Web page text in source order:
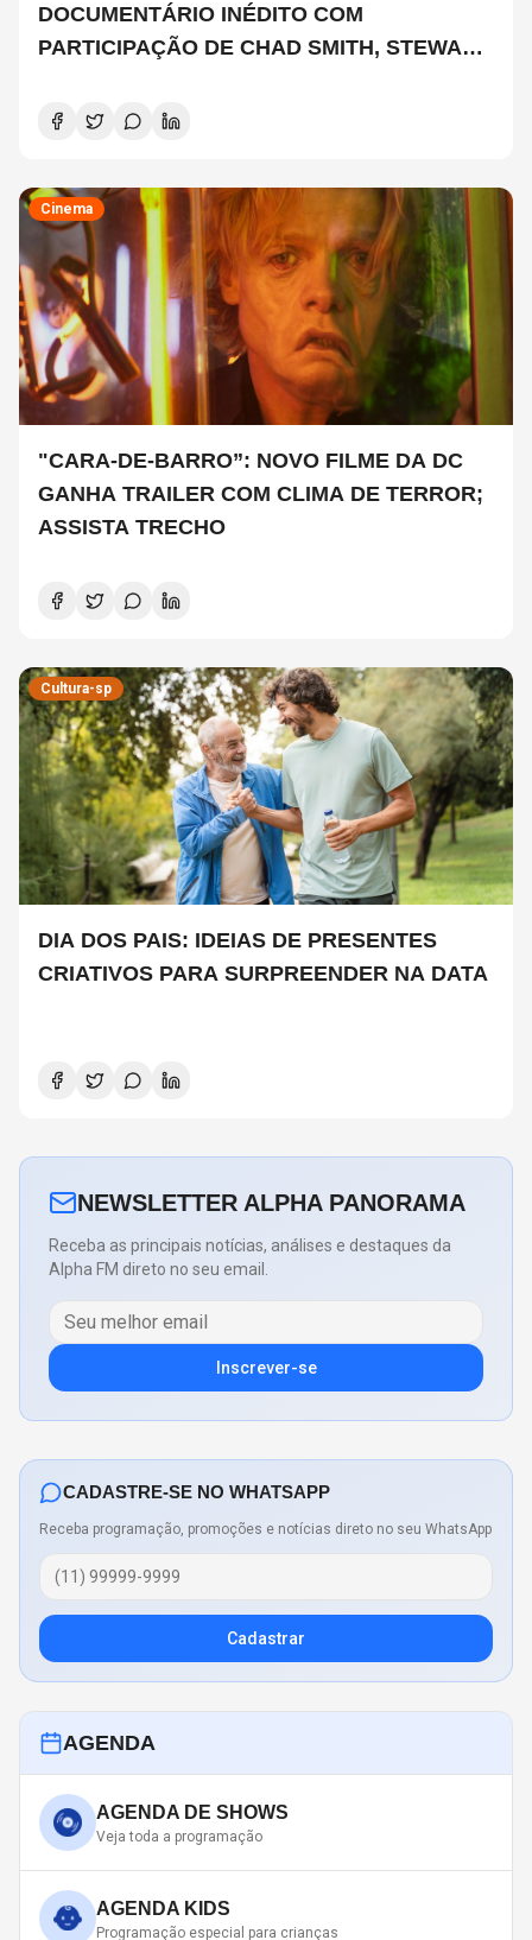
DOCUMENTÁRIO INÉDITO COM
PARTICIPAÇÃO DE CHAD SMITH, STEWART
Cinema
"CARA-DE-BARRO”: NOVO FILME DA DC
GANHA TRAILER COM CLIMA DE TERROR;
ASSISTA TRECHO
Cultura-sp
DIA DOS PAIS: IDEIAS DE PRESENTES
CRIATIVOS PARA SURPREENDER NA DATA
NEWSLETTER ALPHA PANORAMA
Receba as principais notícias, análises e destaques da
Alpha FM direto no seu email.
Inscrever-se
CADASTRE-SE NO WHATSAPP
Receba programação, promoções e notícias direto no seu WhatsApp
Cadastrar
AGENDA
AGENDA DE SHOWS
Veja toda a programação
AGENDA KIDS
Programação especial para crianças